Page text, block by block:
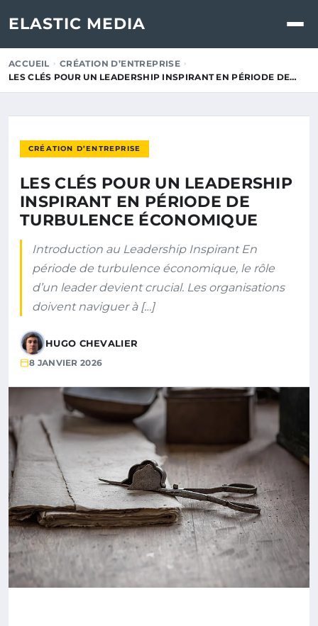
ELASTIC MEDIA
ACCUEIL
CRÉATION D’ENTREPRISE
LES CLÉS POUR UN LEADERSHIP INSPIRANT EN PÉRIODE DE…
CRÉATION D’ENTREPRISE
LES CLÉS POUR UN LEADERSHIP
INSPIRANT EN PÉRIODE DE
TURBULENCE ÉCONOMIQUE
Introduction au Leadership Inspirant En
période de turbulence économique, le rôle
d’un leader devient crucial. Les organisations
doivent naviguer à […]
HUGO CHEVALIER
8 JANVIER 2026